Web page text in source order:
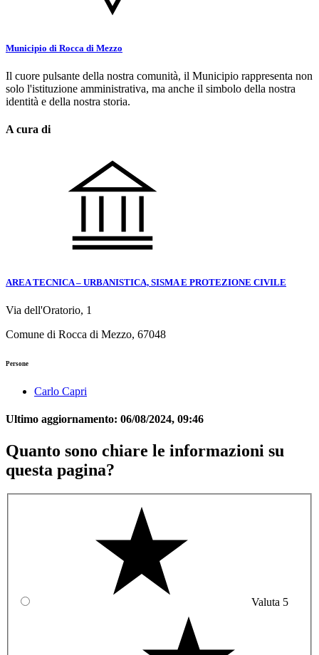
Municipio di Rocca di Mezzo
Il cuore pulsante della nostra comunità, il Municipio rappresenta non
solo l'istituzione amministrativa, ma anche il simbolo della nostra
identità e della nostra storia.
A cura di
AREA TECNICA – URBANISTICA, SISMA E PROTEZIONE CIVILE
Via dell'Oratorio, 1
Comune di Rocca di Mezzo, 67048
Persone
Carlo Capri
Ultimo aggiornamento: 06/08/2024, 09:46
Quanto sono chiare le informazioni su
questa pagina?
Valuta 5